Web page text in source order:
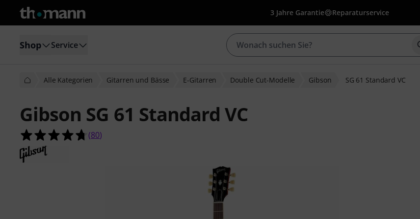
3 Jahre Garantie Reparaturservice
Shop Service
Alle Kategorien Gitarren und Bässe E-Gitarren Double Cut-Modelle Gibson SG 61 Standard VC
Gibson SG 61 Standard VC
4.7 von 5 Sternen aus 80 Kundenbewertungen
(80)